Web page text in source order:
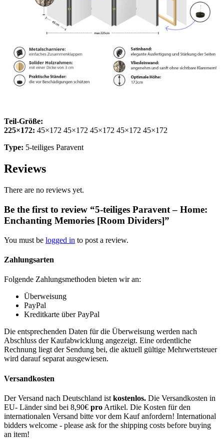
Teil-Größe:
225×172: 45×172 45×172 45×172 45×172 45×172
Type: 5-teiliges Paravent
Reviews
There are no reviews yet.
Be the first to review “5-teiliges Paravent – Home:
Enchanting Memories [Room Dividers]”
You must be logged in to post a review.
Zahlungsarten
Folgende Zahlungsmethoden bieten wir an:
Überweisung
PayPal
Kreditkarte über PayPal
Die entsprechenden Daten für die Überweisung werden nach
Abschluss der Kaufabwicklung angezeigt. Eine ordentliche
Rechnung liegt der Sendung bei, die aktuell gültige Mehrwertsteuer
wird darauf separat ausgewiesen.
Versandkosten
Der Versand nach Deutschland ist kostenlos. Die Versandkosten in
EU- Länder sind bei 8,90€ pro Artikel. Die Kosten für den
internationalen Versand bitte vor dem Kauf anfordern! International
bidders welcome - please ask for the shipping costs before buying
an item!